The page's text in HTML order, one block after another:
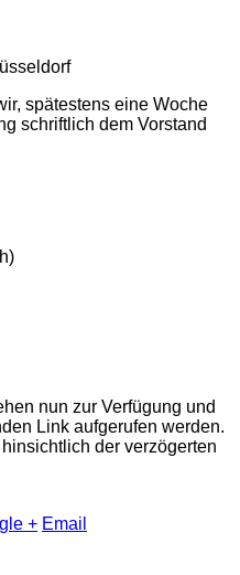
spätestens eine Woche
schriftlich dem Vorstand
nun zur Verfügung und
Link aufgerufen werden.
der verzögerten
+ Email